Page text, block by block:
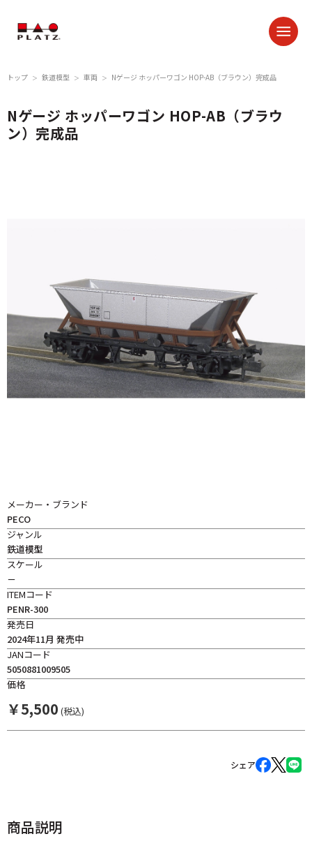
トップ ＞ 鉄道模型 ＞ 車両 ＞ Nゲージ ホッパーワゴン HOP-AB（ブラウン）完成品
Nゲージ ホッパーワゴン HOP-AB（ブラウ
ン）完成品
メーカー・ブランド
PECO
ジャンル
鉄道模型
スケール
－
ITEMコード
PENR-300
発売日
2024年11月 発売中
JANコード
5050881009505
価格
￥5,500 (税込)
シェア
商品説明